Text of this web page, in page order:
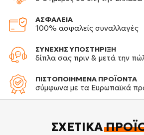
ΑΣΦΑΛΕΙΑ
100% ασφαλείς συναλλαγές
ΣΥΝΕΧΗΣ ΥΠΟΣΤΗΡΙΞΗ
δίπλα σας πριν & μετά την
ΠΙΣΤΟΠΟΙΗΜΕΝΑ ΠΡΟΪΟΝΤΑ
σύμφωνα με τα Ευρωπαϊκά
ΣΧΕΤΙΚΆ